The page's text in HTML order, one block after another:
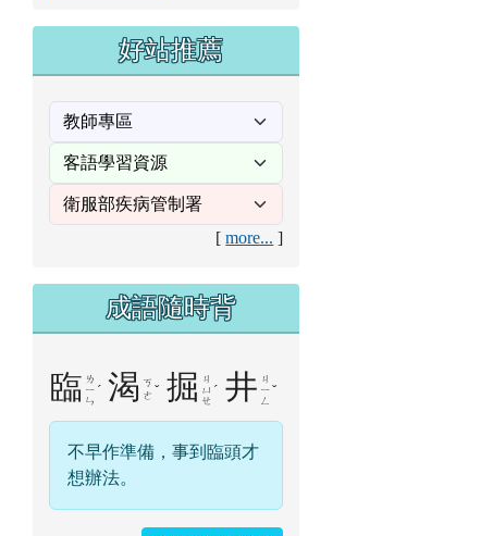
more...
成語隨時背
ㄣ
渴 ㄎ
ˇ 掘ㄐ
ㄩ
ㄝ
ˊ 井
ㄥ
不早作準備，事到臨頭才
想辦法。